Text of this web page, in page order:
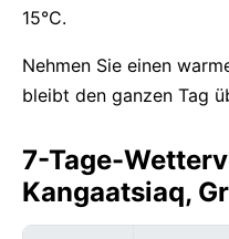
15°C.
Nehmen Sie einen
bleibt den ganzen Tag
7-Tage-
Kangaatsiaq,